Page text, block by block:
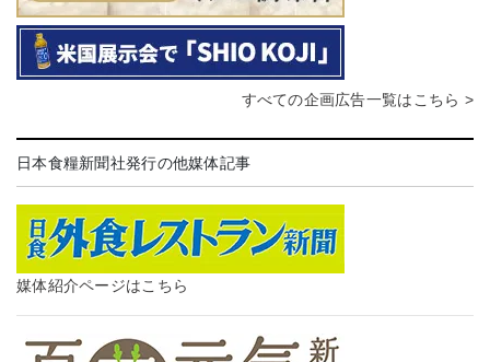
すべての企画広告一覧はこちら >
日本食糧新聞社発行の他媒体記事
媒体紹介ページはこちら